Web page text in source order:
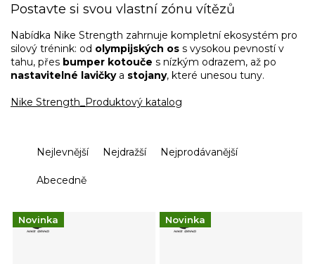
Postavte si svou vlastní zónu vítězů
Nabídka Nike Strength zahrnuje kompletní ekosystém pro
silový trénink: od olympijských os s vysokou pevností v
tahu, přes bumper kotouče s nízkým odrazem, až po
nastavitelné lavičkya stojany, které unesou tuny.
Nike Strength_Produktový katalog
Ř
í
p
Nejlevnější Nejdražší Nejprodávanější
Abecedně
V
ýNovinka Novinka